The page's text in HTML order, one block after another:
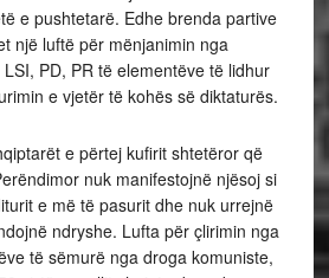
e pushtetarë. Edhe brenda partive
një luftë për mënjanimin nga
PD, PR të elementëve të lidhur
e vjetër të kohës së diktaturës.
e përtej kufirit shtetëror që
nuk manifestojnë njësoj si
e më të pasurit dhe nuk urrejnë
ndryshe. Lufta për çlirimin nga
të sëmurë nga droga komuniste,